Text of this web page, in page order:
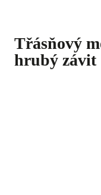
Třásňový
hrubý závit